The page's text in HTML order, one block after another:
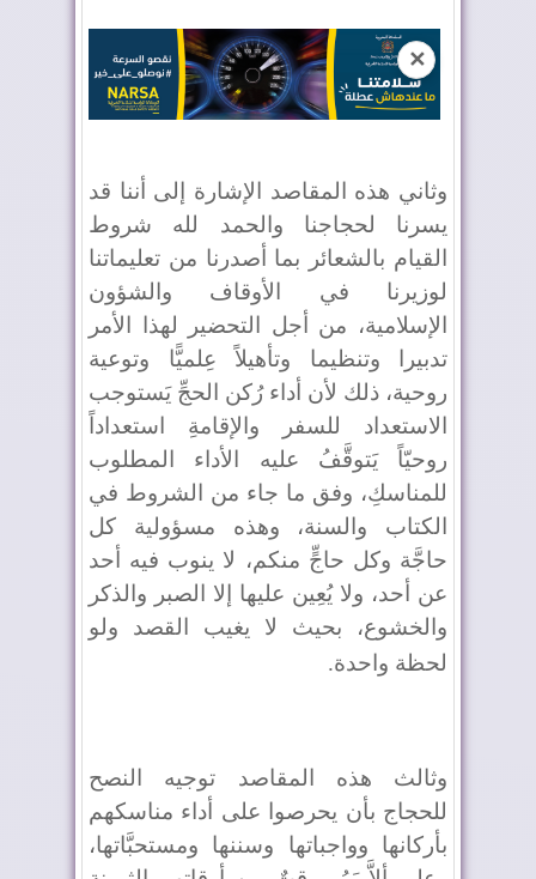
✕
وثاني هذه المقاصد الإشارة إلى أننا قد
يسرنا لحجاجنا والحمد لله شروط
القيام بالشعائر بما أصدرنا من تعليماتنا
لوزيرنا في الأوقاف والشؤون
الإسلامية، من أجل التحضير لهذا الأمر
تدبيرا وتنظيما وتأهيلاً عِلميًّا وتوعية
روحية، ذلك لأن أداء رُكن الحجِّ يَستوجب
الاستعداد للسفر والإقامةِ استعداداً
روحيّاً يَتوقَّفُ عليه الأداء المطلوب
للمناسكِ، وفق ما جاء من الشروط في
الكتاب والسنة، وهذه مسؤولية كل
حاجَّة وكل حاجٍّ منكم، لا ينوب فيه أحد
عن أحد، ولا يُعِين عليها إلا الصبر والذكر
والخشوع، بحيث لا يغيب القصد ولو
لحظة واحدة.
وثالث هذه المقاصد توجيه النصح
للحجاج بأن يحرصوا على أداء مناسكهم
بأركانها وواجباتها وسننها ومستحبَّاتها،